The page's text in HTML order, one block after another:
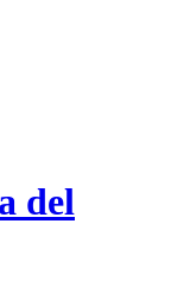
del